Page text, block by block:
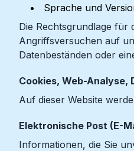
Sprache und
Die Rechtsgrundlage für
Angriffsversuchen auf
Datenbeständen oder
Cookies, Web-
Auf dieser Website
Elektronische Post (E-
Informationen, die Sie